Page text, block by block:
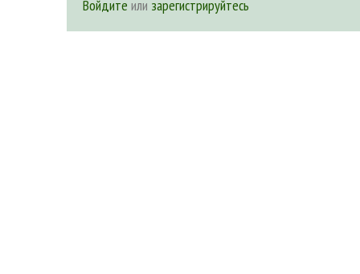
Войдите или зарегистрируйтесь